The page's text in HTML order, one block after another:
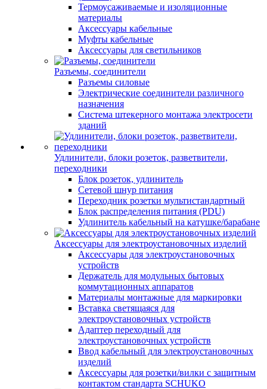
Термоусаживаемые и изоляционные
материалы
Аксессуары кабельные
Муфты кабельные
Аксессуары для светильников
Разъемы, соединители
Разъемы силовые
Электрические соединители различного
назначения
Система штекерного монтажа электросети
зданий
Удлинители, блоки розеток, разветвители,
переходники
Блок розеток, удлинитель
Сетевой шнур питания
Переходник розетки мультистандартный
Блок распределения питания (PDU)
Удлинитель кабельный на катушке/барабане
Аксессуары для электроустановочных изделий
Аксессуары для электроустановочных
устройств
Держатель для модульных бытовых
коммутационных аппаратов
Материалы монтажные для маркировки
Вставка светящаяся для
электроустановочных устройств
Адаптер переходный для
электроустановочных устройств
Ввод кабельный для электроустановочных
изделий
Аксессуары для розетки/вилки с защитным
контактом стандарта SCHUKO